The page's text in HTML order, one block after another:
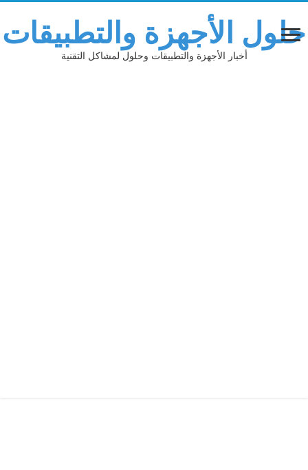
حلول الأجهزة والتطبيقات
أخبار الأجهزة والتطبيقات وحلول لمشاكل التقنية